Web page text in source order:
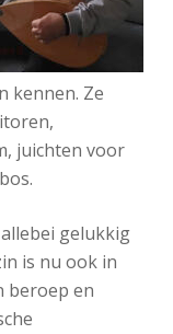
kennen. Ze
juichten voor
gelukkig
is nu ook in
beroep en